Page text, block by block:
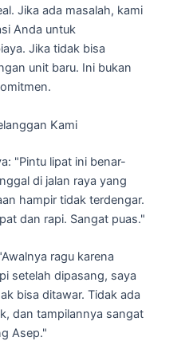
Jika ada masalah, kami
Anda untuk
Jika tidak bisa
unit baru. Ini bukan
Kami
"Pintu lipat ini benar-
di jalan raya yang
hampir tidak terdengar.
dan rapi. Sangat puas."
ragu karena
setelah dipasang, saya
bisa ditawar. Tidak ada
dan tampilannya sangat
Asep."